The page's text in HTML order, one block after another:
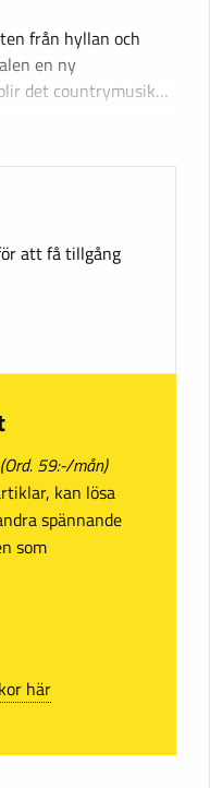
från hyllan och
en ny
det countrymusik…
att få tillgång
(Ord. 59:-/mån)
kan lösa
spännande
som
här